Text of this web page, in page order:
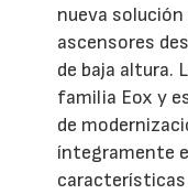
nueva
ascensores
de baja altura.
familia Eox y
de
íntegramente